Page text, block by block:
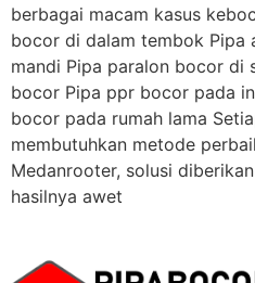
berbagai macam kasus
bocor di dalam tembok Pipa
mandi Pipa paralon bocor di
bocor Pipa ppr bocor pada
bocor pada rumah lama
membutuhkan metode
Medanrooter, solusi
hasilnya awet